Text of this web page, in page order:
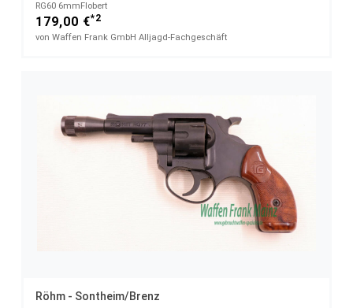
RG60 6mmFlobert
179,00 €*2
von Waffen Frank GmbH Alljagd-Fachgeschäft
Röhm - Sontheim/Brenz